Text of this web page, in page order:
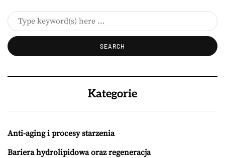
Kategorie
Anti-aging i procesy starzenia
Bariera hydrolipidowa oraz regeneracja